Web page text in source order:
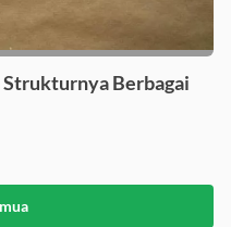
Strukturnya Berbagai